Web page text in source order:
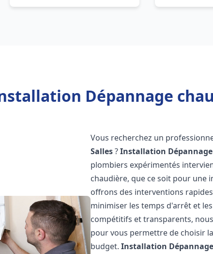
Dépannage
Vous recherchez un
Salles?Installation
plombiers expérimentés
chaudière, que ce soit pour une
offrons des interventions
minimiser les temps d'arrêt et
compétitifs et transparents,
pour vous permettre de choisir
budget.Installation